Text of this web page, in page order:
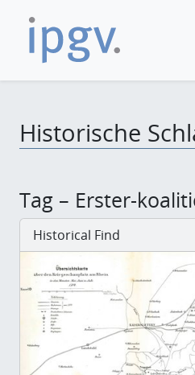
Historische
Tag – Erster-
Historical Find